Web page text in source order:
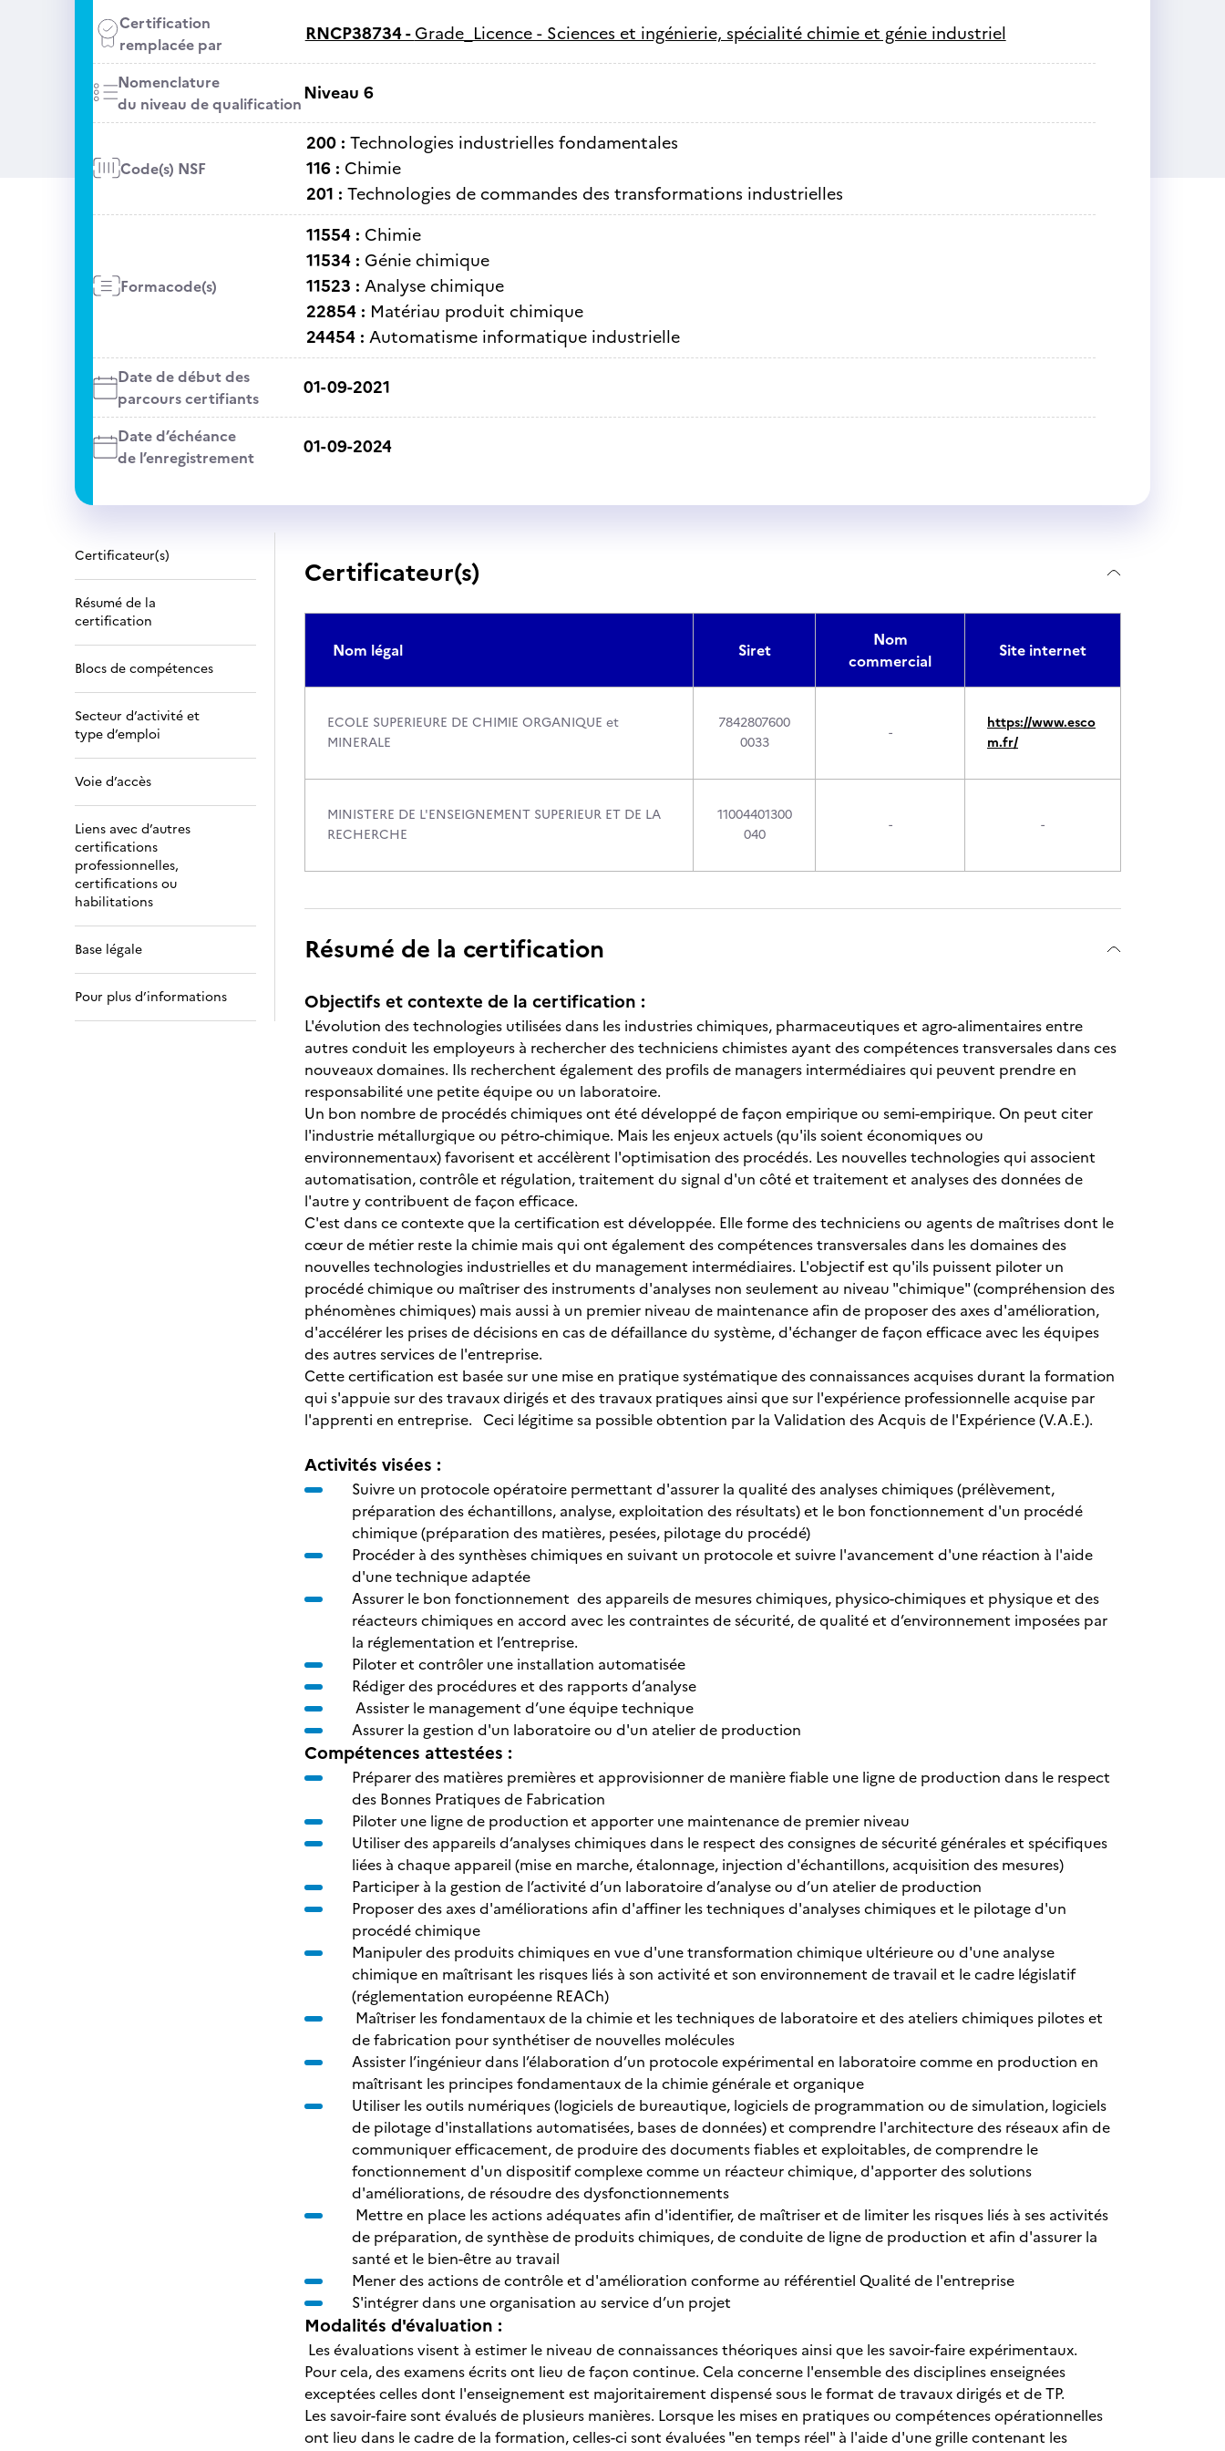
Certification
remplacée par
RNCP38734 -Grade_Licence - Sciences et ingénierie, spécialité chimie et génie industriel
Nomenclature
du niveau de qualificationNiveau 6
Code(s) NSF
200 : Technologies industrielles fondamentales
116 : Chimie
201 : Technologies de commandes des transformations industrielles
Formacode(s)
11554 : Chimie
11534 : Génie chimique
11523 : Analyse chimique
22854 : Matériau produit chimique
24454 : Automatisme informatique industrielle
Date de début des
parcours certifiants
01-09-2021
Date d’échéance
de l’enregistrement
01-09-2024
Certificateur(s)
Résumé de la
certification
Blocs de compétences
Secteur d’activité et
type d’emploi
Voie d’accès
Liens avec d’autres
certifications
professionnelles,
certifications ou
habilitations
Base légale
Pour plus d’informations
Certificateur(s)
Nom légal Siret
Nom
commercial
Site internet
ECOLE SUPERIEURE DE CHIMIE ORGANIQUE et
MINERALE
7842807600
0033
-
https://www.esco
m.fr/
MINISTERE DE L'ENSEIGNEMENT SUPERIEUR ET DE LA
RECHERCHE
11004401300
040
- -
Résumé de la certification
Objectifs et contexte de la certification :
L'évolution des technologies utilisées dans les industries chimiques, pharmaceutiques et agro-alimentaires entre
autres conduit les employeurs à rechercher des techniciens chimistes ayant des compétences transversales dans ces
nouveaux domaines. Ils recherchent également des profils de managers intermédiaires qui peuvent prendre en
responsabilité une petite équipe ou un laboratoire.
Un bon nombre de procédés chimiques ont été développé de façon empirique ou semi-empirique. On peut citer
l'industrie métallurgique ou pétro-chimique. Mais les enjeux actuels (qu'ils soient économiques ou
environnementaux) favorisent et accélèrent l'optimisation des procédés. Les nouvelles technologies qui associent
automatisation, contrôle et régulation, traitement du signal d'un côté et traitement et analyses des données de
l'autre y contribuent de façon efficace.
C'est dans ce contexte que la certification est développée. Elle forme des techniciens ou agents de maîtrises dont le
cœur de métier reste la chimie mais qui ont également des compétences transversales dans les domaines des
nouvelles technologies industrielles et du management intermédiaires. L'objectif est qu'ils puissent piloter un
procédé chimique ou maîtriser des instruments d'analyses non seulement au niveau "chimique" (compréhension des
phénomènes chimiques) mais aussi à un premier niveau de maintenance afin de proposer des axes d'amélioration,
d'accélérer les prises de décisions en cas de défaillance du système, d'échanger de façon efficace avec les équipes
des autres services de l'entreprise.
Cette certification est basée sur une mise en pratique systématique des connaissances acquises durant la formation
qui s'appuie sur des travaux dirigés et des travaux pratiques ainsi que sur l'expérience professionnelle acquise par
l'apprenti en entreprise. Ceci légitime sa possible obtention par la Validation des Acquis de l'Expérience (V.A.E.).
Activités visées :
Suivre un protocole opératoire permettant d'assurer la qualité des analyses chimiques (prélèvement,
préparation des échantillons, analyse, exploitation des résultats) et le bon fonctionnement d'un procédé
chimique (préparation des matières, pesées, pilotage du procédé)
Procéder à des synthèses chimiques en suivant un protocole et suivre l'avancement d'une réaction à l'aide
d'une technique adaptée
Assurer le bon fonctionnement des appareils de mesures chimiques, physico-chimiques et physique et des
réacteurs chimiques en accord avec les contraintes de sécurité, de qualité et d’environnement imposées par
la réglementation et l’entreprise.
Piloter et contrôler une installation automatisée
Rédiger des procédures et des rapports d’analyse
Assister le management d’une équipe technique
Assurer la gestion d'un laboratoire ou d'un atelier de production
Compétences attestées :
Préparer des matières premières et approvisionner de manière fiable une ligne de production dans le respect
des Bonnes Pratiques de Fabrication
Piloter une ligne de production et apporter une maintenance de premier niveau
Utiliser des appareils d’analyses chimiques dans le respect des consignes de sécurité générales et spécifiques
liées à chaque appareil (mise en marche, étalonnage, injection d'échantillons, acquisition des mesures)
Participer à la gestion de l’activité d’un laboratoire d’analyse ou d’un atelier de production
Proposer des axes d'améliorations afin d'affiner les techniques d'analyses chimiques et le pilotage d'un
procédé chimique
Manipuler des produits chimiques en vue d'une transformation chimique ultérieure ou d'une analyse
chimique en maîtrisant les risques liés à son activité et son environnement de travail et le cadre législatif
(réglementation européenne REACh)
Maîtriser les fondamentaux de la chimie et les techniques de laboratoire et des ateliers chimiques pilotes et
de fabrication pour synthétiser de nouvelles molécules
Assister l’ingénieur dans l’élaboration d’un protocole expérimental en laboratoire comme en production en
maîtrisant les principes fondamentaux de la chimie générale et organique
Utiliser les outils numériques (logiciels de bureautique, logiciels de programmation ou de simulation, logiciels
de pilotage d'installations automatisées, bases de données) et comprendre l'architecture des réseaux afin de
communiquer efficacement, de produire des documents fiables et exploitables, de comprendre le
fonctionnement d'un dispositif complexe comme un réacteur chimique, d'apporter des solutions
d'améliorations, de résoudre des dysfonctionnements
Mettre en place les actions adéquates afin d'identifier, de maîtriser et de limiter les risques liés à ses activités
de préparation, de synthèse de produits chimiques, de conduite de ligne de production et afin d'assurer la
santé et le bien-être au travail
Mener des actions de contrôle et d'amélioration conforme au référentiel Qualité de l'entreprise
S'intégrer dans une organisation au service d’un projet
Modalités d'évaluation :
Les évaluations visent à estimer le niveau de connaissances théoriques ainsi que les savoir-faire expérimentaux.
Pour cela, des examens écrits ont lieu de façon continue. Cela concerne l'ensemble des disciplines enseignées
exceptées celles dont l'enseignement est majoritairement dispensé sous le format de travaux dirigés et de TP.
Les savoir-faire sont évalués de plusieurs manières. Lorsque les mises en pratiques ou compétences opérationnelles
ont lieu dans le cadre de la formation, celles-ci sont évaluées "en temps réel" à l'aide d'une grille contenant les